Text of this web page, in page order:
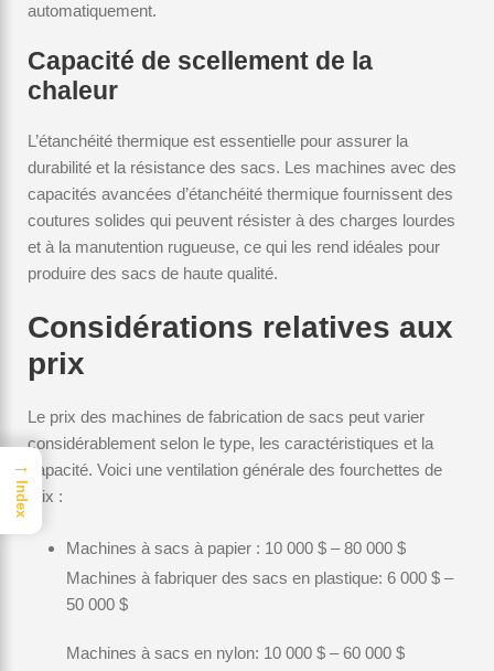
automatiquement.
Capacité de scellement de la
chaleur
L’étanchéité thermique est essentielle pour assurer la
durabilité et la résistance des sacs. Les machines avec des
capacités avancées d’étanchéité thermique fournissent des
coutures solides qui peuvent résister à des charges lourdes
et à la manutention rugueuse, ce qui les rend idéales pour
produire des sacs de haute qualité.
Considérations relatives aux
prix
Le prix des machines de fabrication de sacs peut varier
considérablement selon le type, les caractéristiques et la
capacité. Voici une ventilation générale des fourchettes de
prix :
Machines à sacs à papier : 10 000 $ – 80 000 $
Machines à fabriquer des sacs en plastique: 6 000 $ –
50 000 $
Machines à sacs en nylon: 10 000 $ – 60 000 $
→
Index